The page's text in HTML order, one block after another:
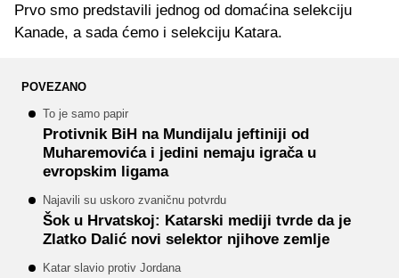
Prvo smo predstavili jednog od domaćina selekciju
Kanade, a sada ćemo i selekciju Katara.
POVEZANO
To je samo papir
Protivnik BiH na Mundijalu jeftiniji od
Muharemovića i jedini nemaju igrača u
evropskim ligama
Najavili su uskoro zvaničnu potvrdu
Šok u Hrvatskoj: Katarski mediji tvrde da je
Zlatko Dalić novi selektor njihove zemlje
Katar slavio protiv Jordana